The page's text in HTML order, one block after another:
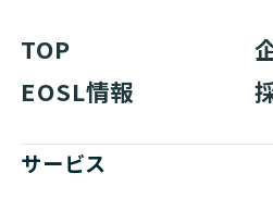
TOP
EOSL情報
サービス